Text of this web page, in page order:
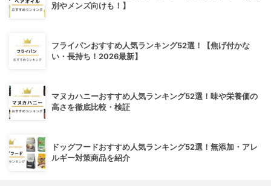
別やメンズ向けも！】
フライパンおすすめ人気ランキング52選！【焦げ付かな
い・長持ち！2026最新】
マヌカハニーおすすめ人気ランキング52選！味や栄養価の
高さを徹底比較・検証
ドッグフードおすすめ人気ランキング52選！無添加・アレ
ルギー対策商品を紹介